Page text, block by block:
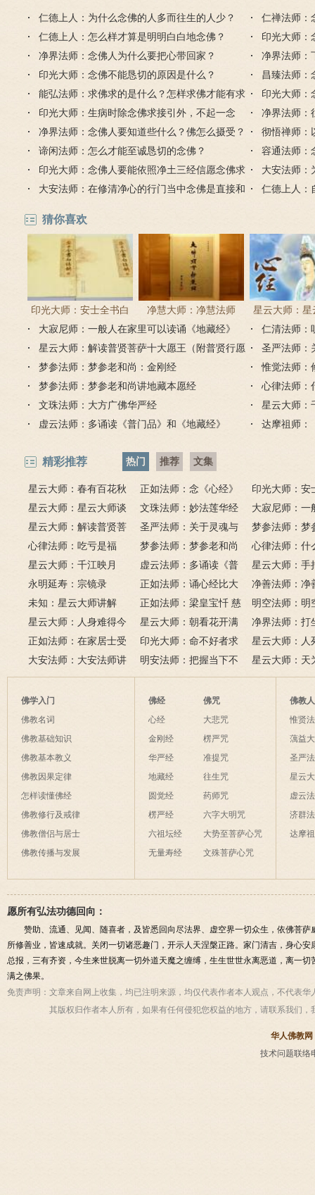
仁德上人：为什么念佛的人多而往生的人少？
仁禅法师：
仁德上人：怎么样才算是明明白白地念佛？
印光大师：
净界法师：念佛人为什么要把心带回家？
净界法师：
印光大师：念佛不能恳切的原因是什么？
昌臻法师：
能弘法师：求佛求的是什么？怎样求佛才能有求
必应？
印光大师：
以仗佛慈力
印光大师：生病时除念佛求接引外，不起一念
净界法师：
净界法师：念佛人要知道些什么？佛怎么摄受？
彻悟禅师：
我
谛闲法师：怎么才能至诚恳切的念佛？
容通法师：
印光大师：念佛人要能依照净土三经信愿念佛求
生西方
大安法师：
大安法师：在修清净心的行门当中念佛是直接和
仁德上人：
猜你喜欢
印光大师：安士全书白
话解
净慧大师：净慧法师
《楞严经》浅译
星云大师：星
《心经
大寂尼师：一般人在家里可以读诵《地藏经》
吗？
仁清法师：
星云大师：解读普贤菩萨十大愿王（附普贤行愿
品全文）
圣严法师：
梦参法师：梦参老和尚：金刚经
惟觉法师：
梦参法师：梦参老和尚讲地藏本愿经
心律法师：
文珠法师：大方广佛华严经
星云大师：
虚云法师：多诵读《普门品》和《地藏经》
达摩祖师：
精彩推荐 热门 推荐 文集
星云大师：春有百花秋
有月，夏有凉风冬有雪；
若无闲事挂心头，便是人
间好时节。
正如法师：念《心经》
比《大悲咒》更好吗？
印光大师：安
话解
星云大师：星云大师谈
《心经》
文珠法师：妙法莲华经
大寂尼师：一
里可以读诵《
吗？
星云大师：解读普贤菩
萨十大愿王（附普贤行愿
品全文）
圣严法师：关于灵魂与
鬼的终极真相
梦参法师：梦
尚：金刚经
心律法师：吃亏是福
梦参法师：梦参老和尚
讲地藏本愿经
心律法师：什
有缘？
星云大师：千江映月
虚云法师：多诵读《普
门品》和《地藏经》
星云大师：手
满田，低头便
六根清净方为
来是向前。
永明延寿：宗镜录
正如法师：诵心经比大
悲咒功德大吗
净善法师：净
看风水与算命
运？
未知：星云大师讲解
正如法师：梁皇宝忏 慈
悲道场
明空法师：明
《心经》中的
星云大师：人身难得今
已得，佛法难闻今已闻；
此身不向今生度，更向何
生度此身？
星云大师：朝看花开满
树红，暮看花落树还空；
若将花比人间事，花与人
间事一同。
净界法师：打
该怎么念佛？
正如法师：在家居士受
五戒可以搭缦衣吗？
印光大师：命不好者求
美好姻缘，有个简单方
法
星云大师：人
是怎样的？
大安法师：大安法师讲
解
明安法师：把握当下不
后悔
星云大师：天
为毡，日月星
夜间不敢长伸
破海底天。
佛学入门
佛教名词
佛教基础知识
佛教基本教义
佛教因果定律
怎样读懂佛经
佛教修行及戒律
佛教僧侣与居士
佛教传播与发展
佛经
心经
金刚经
华严经
地藏经
圆觉经
楞严经
六祖坛经
无量寿经
佛咒
大悲咒
楞严咒
准提咒
往生咒
药师咒
六字大明咒
大势至菩萨心咒
文殊菩萨心咒
佛教
惟贤
蕅益
圣严
星云
虚云
济群
达摩
愿所有弘法功德回向：
赞助、流通、见闻、随喜者，及皆悉回向尽法界、虚空界一切众生，依佛菩
所修善业，皆速成就。关闭一切诸恶趣门，开示人天涅槃正路。家门清吉，身心
总报，三有齐资，今生来世脱离一切外道天魔之缠缚，生生世世永离恶道，离一
满之佛果。
免责声明： 文章来自网上收集，均已注明来源，均仅代表作者本人观点，不代表
其版权归作者本人所有，如果有任何侵犯您权益的地方，请联系我们，
华人佛教网
技术问题联络